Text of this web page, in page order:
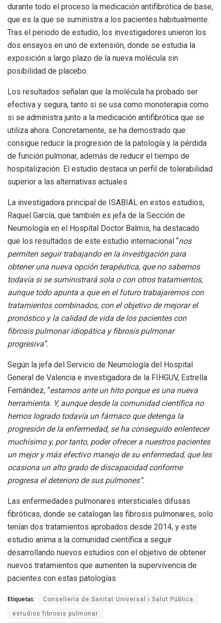
durante todo el proceso la medicación antifibrótica de base,
que es la que se suministra a los pacientes habitualmente.
Tras el periodo de estudio, los investigadores unieron los
dos ensayos en uno de extensión, donde se estudia la
exposición a largo plazo de la nueva molécula sin
posibilidad de placebo.
Los resultados señalan que la molécula ha probado ser
efectiva y segura, tanto si se usa como monoterapia como
si se administra junto a la medicación antifibrótica que se
utiliza ahora. Concretamente, se ha demostrado que
consigue reducir la progresión de la patología y la pérdida
de función pulmonar, además de reducir el tiempo de
hospitalización. El estudio destaca un perfil de tolerabilidad
superior a las alternativas actuales.
La investigadora principal de ISABIAL en estos estudios,
Raquel García, que también es jefa de la Sección de
Neumología en el Hospital Doctor Balmis, ha destacado
que los resultados de este estudio internacional “nos
permiten seguir trabajando en la investigación para
obtener una nueva opción terapéutica, que no sabemos
todavía si se suministrará sola o con otros tratamientos,
aunque todo apunta a que en el futuro trabajaremos con
tratamientos combinados, con el objetivo de mejorar el
pronóstico y la calidad de vida de los pacientes con
fibrosis pulmonar idiopática y fibrosis pulmonar
progresiva”.
Según la jefa del Servicio de Neumología del Hospital
General de Valencia e investigadora de la FIHGUV, Estrella
Fernández, “estamos ante un hito porque es una nueva
herramienta. Y, aunque desde la comunidad científica no
hemos logrado todavía un fármaco que detenga la
progresión de la enfermedad, se ha conseguido enlentecer
muchísimo y, por tanto, poder ofrecer a nuestros pacientes
un mejor y más efectivo manejo de su enfermedad, que les
ocasiona un alto grado de discapacidad conforme
progresa el deterioro de sus pulmones”.
Las enfermedades pulmonares intersticiales difusas
fibróticas, donde se catalogan las fibrosis pulmonares, solo
tenían dos tratamientos aprobados desde 2014, y este
estudio anima a la comunidad científica a seguir
desarrollando nuevos estudios con el objetivo de obtener
nuevos tratamientos que aumenten la supervivencia de
pacientes con estas patologías.
Etiquetas: Consellería de Sanitat Universal i Salut Pública
estudios fibrosis pulmonar